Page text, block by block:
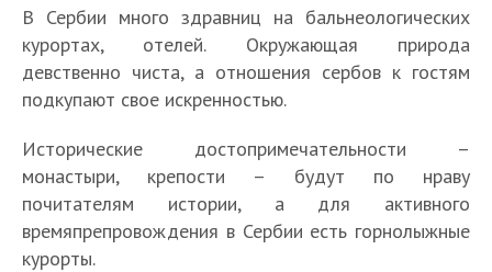
В Сербии много здравниц на бальнеологических
курортах, отелей. Окружающая природа
девственно чиста, а отношения сербов к гостям
подкупают свое искренностью.
Исторические достопримечательности –
монастыри, крепости – будут по нраву
почитателям истории, а для активного
времяпрепровождения в Сербии есть горнолыжные
курорты.